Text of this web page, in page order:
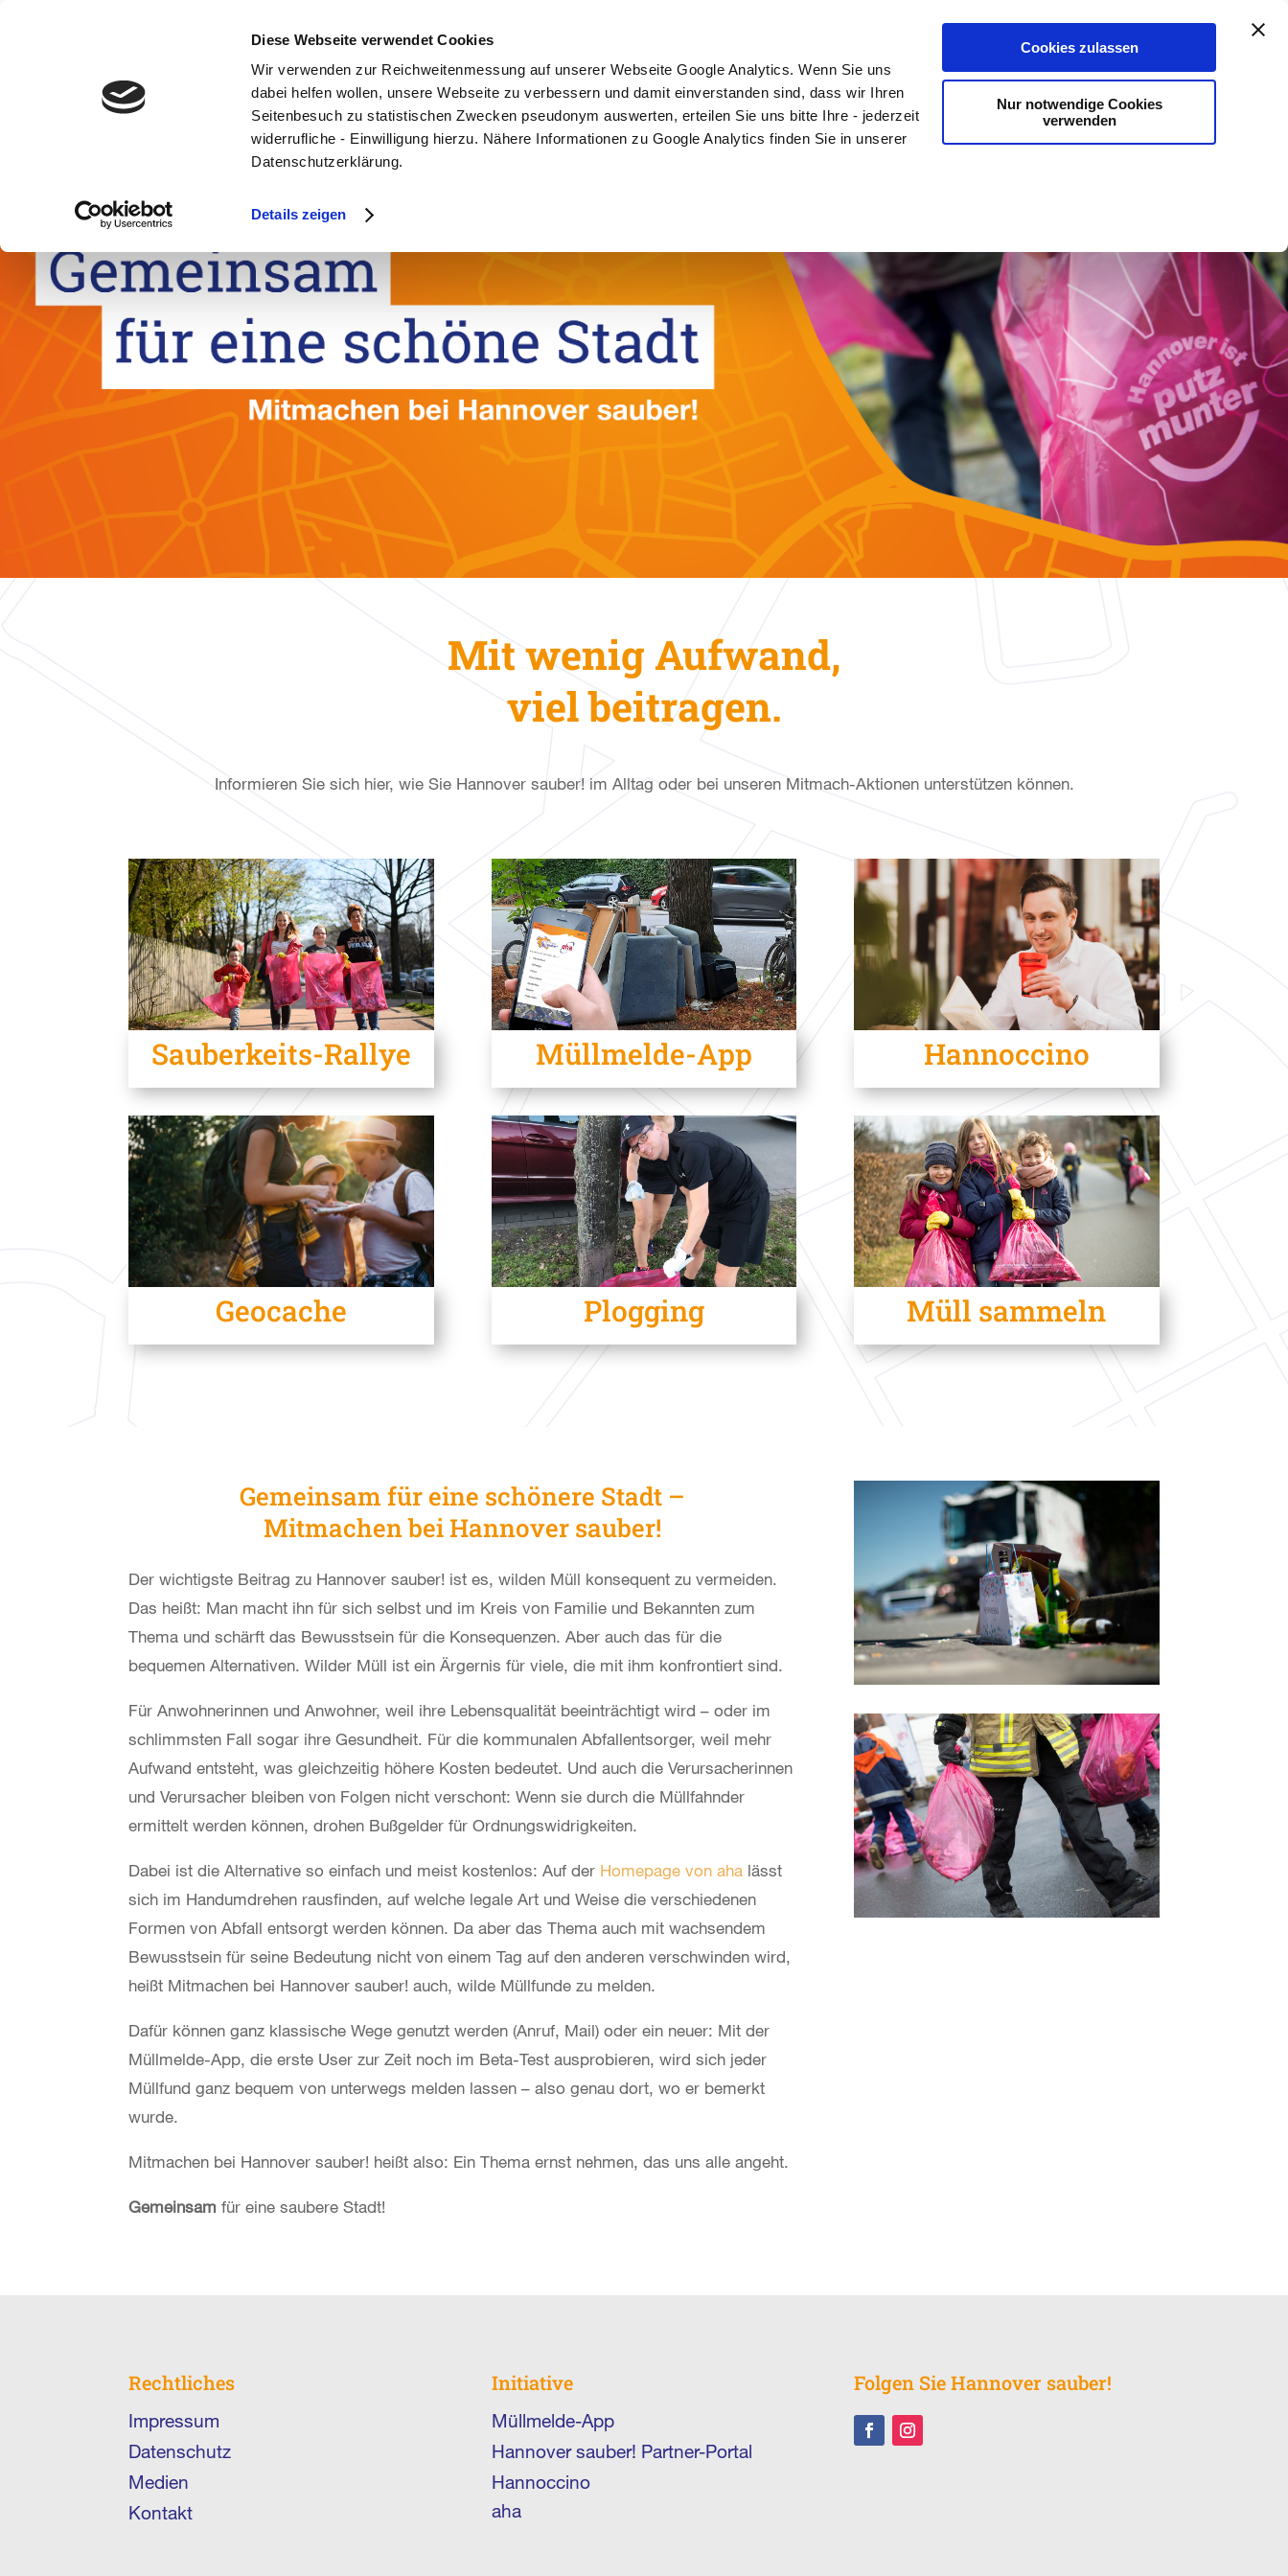
Diese Webseite verwendet Cookies
Wir verwenden zur Reichweitenmessung auf unserer Webseite Google Analytics. Wenn Sie uns
dabei helfen wollen, unsere Webseite zu verbessern und damit einverstanden sind, dass wir Ihren
Seitenbesuch zu statistischen Zwecken pseudonym auswerten, erteilen Sie uns bitte Ihre - jederzeit
widerrufliche - Einwilligung hierzu. Nähere Informationen zu Google Analytics finden Sie in unserer
Datenschutzerklärung.
Details zeigen
Cookies zulassen
Nur notwendige Cookies
verwenden
Mitmachen #kannweg Stadtreinigung
Mit wenig Aufwand,
viel beitragen.
Informieren Sie sich hier, wie Sie Hannover sauber! im Alltag oder bei unseren Mitmach-Aktionen unterstützen können.
Sauberkeits-Rallye
Geocache
Müllmelde-App
Plogging
Hannoccino
Müll sammeln
Gemeinsam für eine schönere Stadt –
Mitmachen bei Hannover sauber!
Der wichtigste Beitrag zu Hannover sauber! ist es, wilden Müll konsequent zu vermeiden.
Das heißt: Man macht ihn für sich selbst und im Kreis von Familie und Bekannten zum
Thema und schärft das Bewusstsein für die Konsequenzen. Aber auch das für die
bequemen Alternativen. Wilder Müll ist ein Ärgernis für viele, die mit ihm konfrontiert sind.
Für Anwohnerinnen und Anwohner, weil ihre Lebensqualität beeinträchtigt wird – oder im
schlimmsten Fall sogar ihre Gesundheit. Für die kommunalen Abfallentsorger, weil mehr
Aufwand entsteht, was gleichzeitig höhere Kosten bedeutet. Und auch die Verursacherinnen
und Verursacher bleiben von Folgen nicht verschont: Wenn sie durch die Müllfahnder
ermittelt werden können, drohen Bußgelder für Ordnungswidrigkeiten.
Dabei ist die Alternative so einfach und meist kostenlos: Auf der Homepage von aha lässt
sich im Handumdrehen rausfinden, auf welche legale Art und Weise die verschiedenen
Formen von Abfall entsorgt werden können. Da aber das Thema auch mit wachsendem
Bewusstsein für seine Bedeutung nicht von einem Tag auf den anderen verschwinden wird,
heißt Mitmachen bei Hannover sauber! auch, wilde Müllfunde zu melden.
Dafür können ganz klassische Wege genutzt werden (Anruf, Mail) oder ein neuer: Mit der
Müllmelde-App, die erste User zur Zeit noch im Beta-Test ausprobieren, wird sich jeder
Müllfund ganz bequem von unterwegs melden lassen – also genau dort, wo er bemerkt
wurde.
Mitmachen bei Hannover sauber! heißt also: Ein Thema ernst nehmen, das uns alle angeht.
Gemeinsamfür eine saubere Stadt!
Rechtliches
Impressum
Datenschutz
Medien
Kontakt
Initiative
Müllmelde-App
Hannover sauber! Partner-Portal
Hannoccino
aha
Folgen Sie Hannover sauber!